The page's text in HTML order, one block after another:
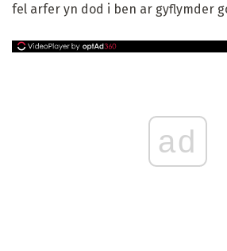
fel arfer yn dod i ben ar gyflymder
ad